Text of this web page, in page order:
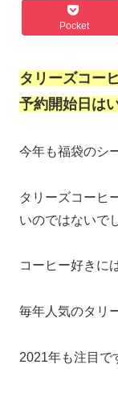
Pocket
タリーズコー
予約開始日は
今年も福袋のシ
タリーズコーヒ
いのではないで
コーヒー好きに
毎年人気のタリ
2021年も注目で